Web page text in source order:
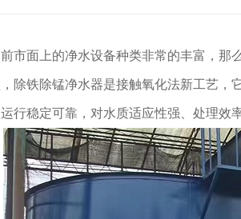
前市面上的净水设备种类非常的丰富，那
除铁除锰净水器是接触氧化法新工艺，
行稳定可靠，对水质适应性强、处理效